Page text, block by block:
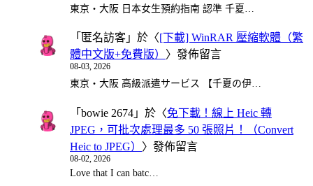
東京・大阪 日本女生預約指南 認準 千夏…
「 匿名訪客 」於〈[下載] WinRAR 壓縮軟體（繁
體中文版+免費版） 〉發佈留言
08-03, 2026
東京・大阪 高級派遣サービス 【千夏の伊…
「 bowie 2674 」於〈免下載！線上 Heic 轉
JPEG，可批次處理最多 50 張照片！（Convert
Heic to JPEG） 〉發佈留言
08-02, 2026
Love that I can batc…